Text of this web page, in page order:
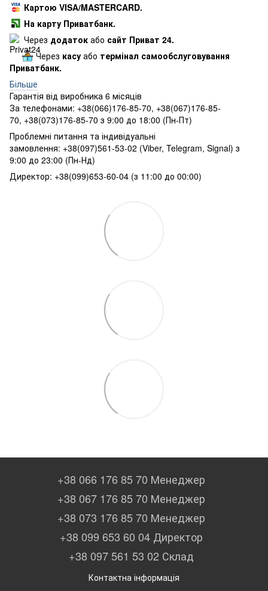
Картою VISA/MASTERCARD.
На карту Приватбанк.
Через додаток або сайт Приват 24.
Через касу або термінал самообслуговування
Приватбанк.
Більше
Гарантія від виробника 6 місяців
За телефонами: +38(066)176-85-70, +38(067)176-85-
70, +38(073)176-85-70 з 9:00 до 18:00 (Пн-Пт)
Проблемні питання та індивідуальні
замовлення: +38(097)561-53-02 (Viber, Telegram, Signal) з
9:00 до 23:00 (Пн-Нд)
Директор: +38(099)653-60-04 (з 11:00 до 00:00)
+38 066 176 85 70 Менеджер
+38 067 176 85 70 Менеджер
+38 073 176 85 70 Менеджер
+38 099 653 60 04 Директор
+38 097 561 53 02 Склад
Контактна інформація